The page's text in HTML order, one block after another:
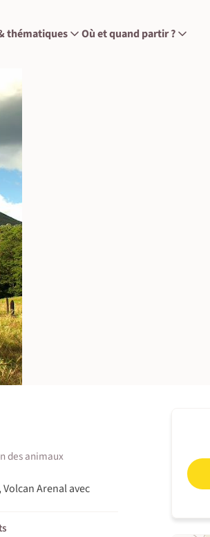
thématiques Où et quand partir ?
des animaux
Arenal avec